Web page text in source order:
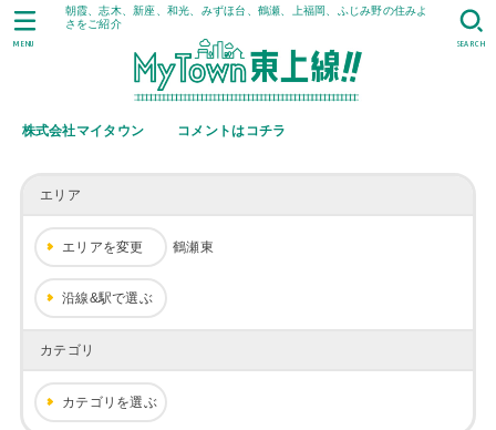
朝霞、志木、新座、和光、みずほ台、鶴瀬、上福岡、ふじみ野の住みよ
さをご紹介
株式会社マイタウン コメントはコチラ
SEARCH
MENU
エリア
エリアを変更 鶴瀬東
沿線&駅で選ぶ
カテゴリ
カテゴリを選ぶ